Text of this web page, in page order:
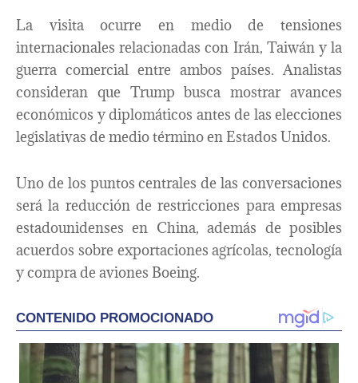
La visita ocurre en medio de tensiones
internacionales relacionadas con Irán, Taiwán y la
guerra comercial entre ambos países. Analistas
consideran que Trump busca mostrar avances
económicos y diplomáticos antes de las elecciones
legislativas de medio término en Estados Unidos.
Uno de los puntos centrales de las conversaciones
será la reducción de restricciones para empresas
estadounidenses en China, además de posibles
acuerdos sobre exportaciones agrícolas, tecnología
y compra de aviones Boeing.